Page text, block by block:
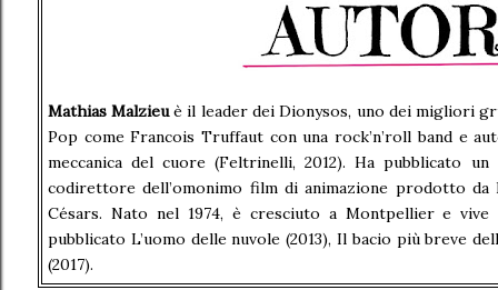
Mathias Malzieuè il leader dei Dionysos, uno dei migliori
Pop come Francois Truffaut con una rock’n’roll band e
meccanica del cuore (Feltrinelli, 2012). Ha pubblicato
codirettore dell’omonimo film di animazione prodotto da
Césars. Nato nel 1974, è cresciuto a Montpellier e
pubblicato L’uomo delle nuvole (2013), Il bacio più breve
(2017).